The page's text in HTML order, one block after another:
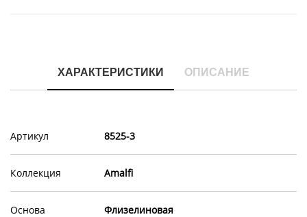
ХАРАКТЕРИСТИКИ ОПИСАНИЕ
Артикул 8525-3
Коллекция Amalfi
Основа Флизелиновая